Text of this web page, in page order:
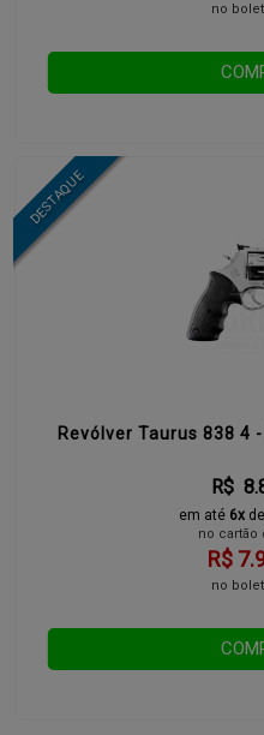
no
Revólver Taurus 838 4
R$
em até 6xde
no cartão
R$
no